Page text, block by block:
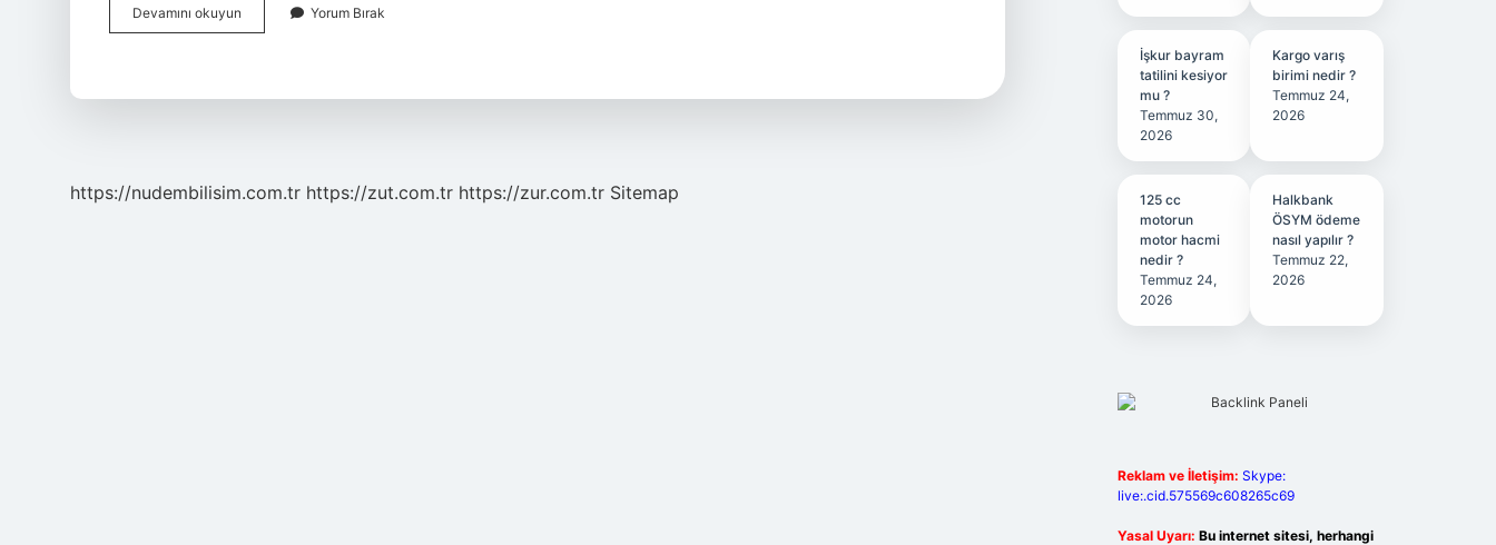
Devamını okuyun
Gezdiği
Yorum Bırak
https://nudembilisim.com.tr https://zut.com.tr https://zur.com.tr Sitemap
İşkur bayram
tatilini kesiyor
mu ?
Temmuz 30,
2026
Kargo varış
birimi nedir ?
Temmuz 24,
2026
125 cc
motorun
motor hacmi
nedir ?
Temmuz 24,
2026
Halkbank
ÖSYM ödeme
nasıl yapılır ?
Temmuz 22,
2026
Reklam ve İletişim: Skype:
live:.cid.575569c608265c69
Yasal Uyarı: Bu internet sitesi, herhangi